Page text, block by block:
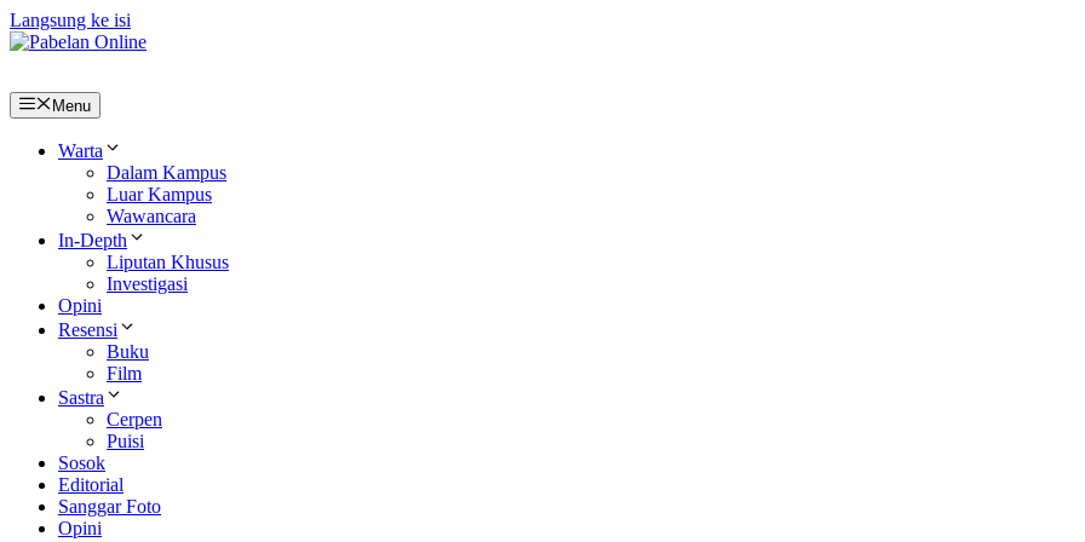
Langsung ke isi
Menu
Warta
Dalam Kampus
Luar Kampus
Wawancara
In-Depth
Liputan Khusus
Investigasi
Opini
Resensi
Buku
Film
Sastra
Cerpen
Puisi
Sosok
Editorial
Sanggar Foto
Opini